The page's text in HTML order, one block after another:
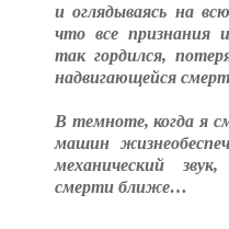
и оглядываясь на
что все признания
так гордился,
надвигающейся
В темноте, когда я
машин
механический
смерти ближе…